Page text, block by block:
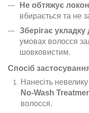
Не обтяжує
вбирається та не
Зберігає
умовах волосся
шовковистим.
Спосіб
Нанесіть невелику
No-Wash
волосся.